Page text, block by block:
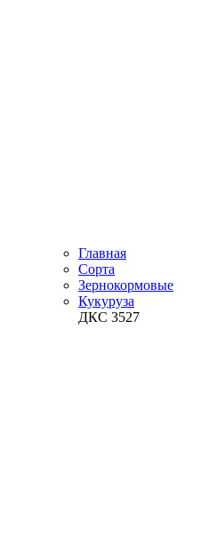
Главная
Сорта
Зернокормовые
Кукуруза
ДКС 3527